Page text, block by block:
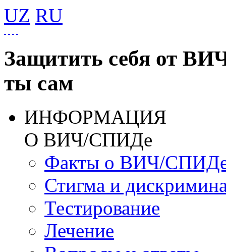
UZ RU
Защитить себя от
ты сам
ИНФОРМАЦИЯ
О ВИЧ/СПИДе
Факты о ВИЧ/
Стигма и
Тестирование
Лечение